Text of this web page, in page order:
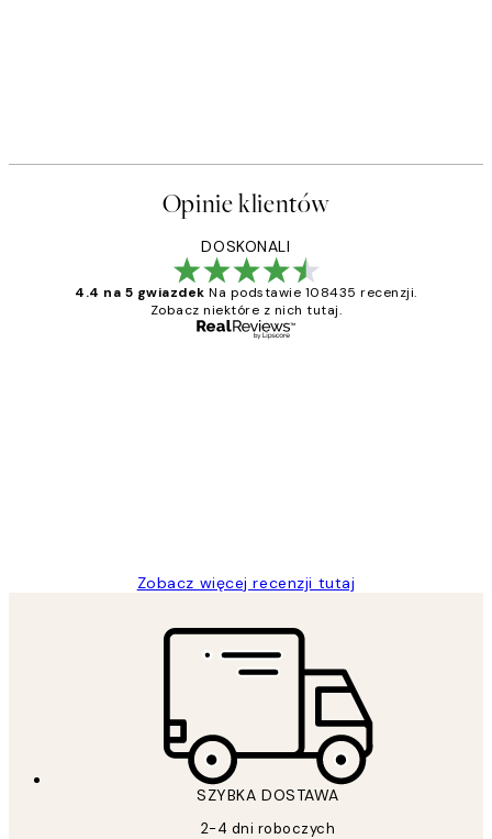
Opinie klientów
DOSKONALI
4.4 na 5 gwiazdek Na podstawie 108435 recenzji.
Zobacz niektóre z nich tutaj.
Zobacz więcej recenzji tutaj
SZYBKA DOSTAWA
2-4 dni roboczych